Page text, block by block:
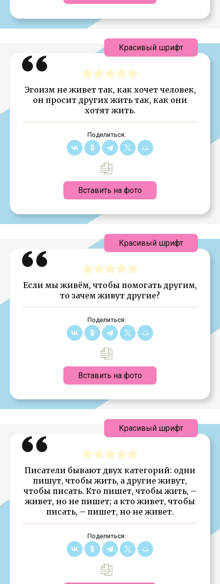
Эгоизм не живет так, как хочет человек,
он просит других жить так, как они
хотят жить.
Поделиться:
Вставить на фото
Красивый шрифт
Если мы живём, чтобы помогать другим,
то зачем живут другие?
Поделиться:
Вставить на фото
Красивый шрифт
Писатели бывают двух категорий: одни
пишут, чтобы жить, а другие живут,
чтобы писать. Кто пишет, чтобы жить, –
живет, но не пишет; а кто живет, чтобы
писать, – пишет, но не живет.
Поделиться:
Красивый шрифт